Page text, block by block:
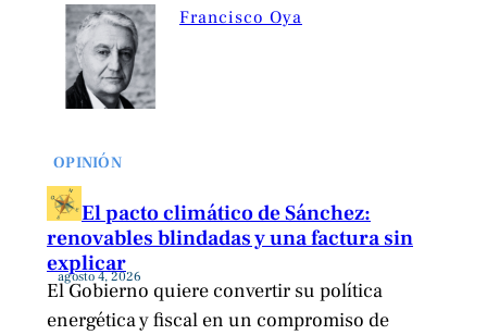
Francisco Oya
OPINIÓN
El pacto climático de Sánchez:
renovables blindadas y una factura sin
explicar
agosto 4, 2026
El Gobierno quiere convertir su política
energética y fiscal en un compromiso de